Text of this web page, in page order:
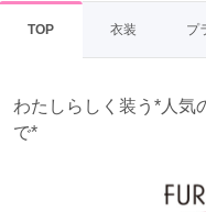
TOP 衣装 プ
わたしらしく装う*人気
で*